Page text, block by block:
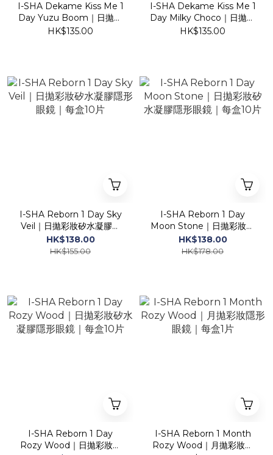
I-SHA Dekame Kiss Me 1
Day Yuzu Boom｜日拋彩
妝隱形眼鏡｜每盒10片
HK$135.00
I-SHA Dekame Kiss Me 1
Day Milky Choco｜日拋彩
妝隱形眼鏡｜每盒10片
HK$135.00
I-SHA Reborn 1 Day Sky
Veil｜日拋彩妝矽水凝膠隱
形眼鏡｜每盒10片
HK$138.00
HK$155.00
I-SHA Reborn 1 Day
Moon Stone｜日拋彩妝矽
水凝膠隱形眼鏡｜每盒10片
HK$138.00
HK$178.00
I-SHA Reborn 1 Day
Rozy Wood｜日拋彩妝矽
I-SHA Reborn 1 Month
Rozy Wood｜月拋彩妝隱